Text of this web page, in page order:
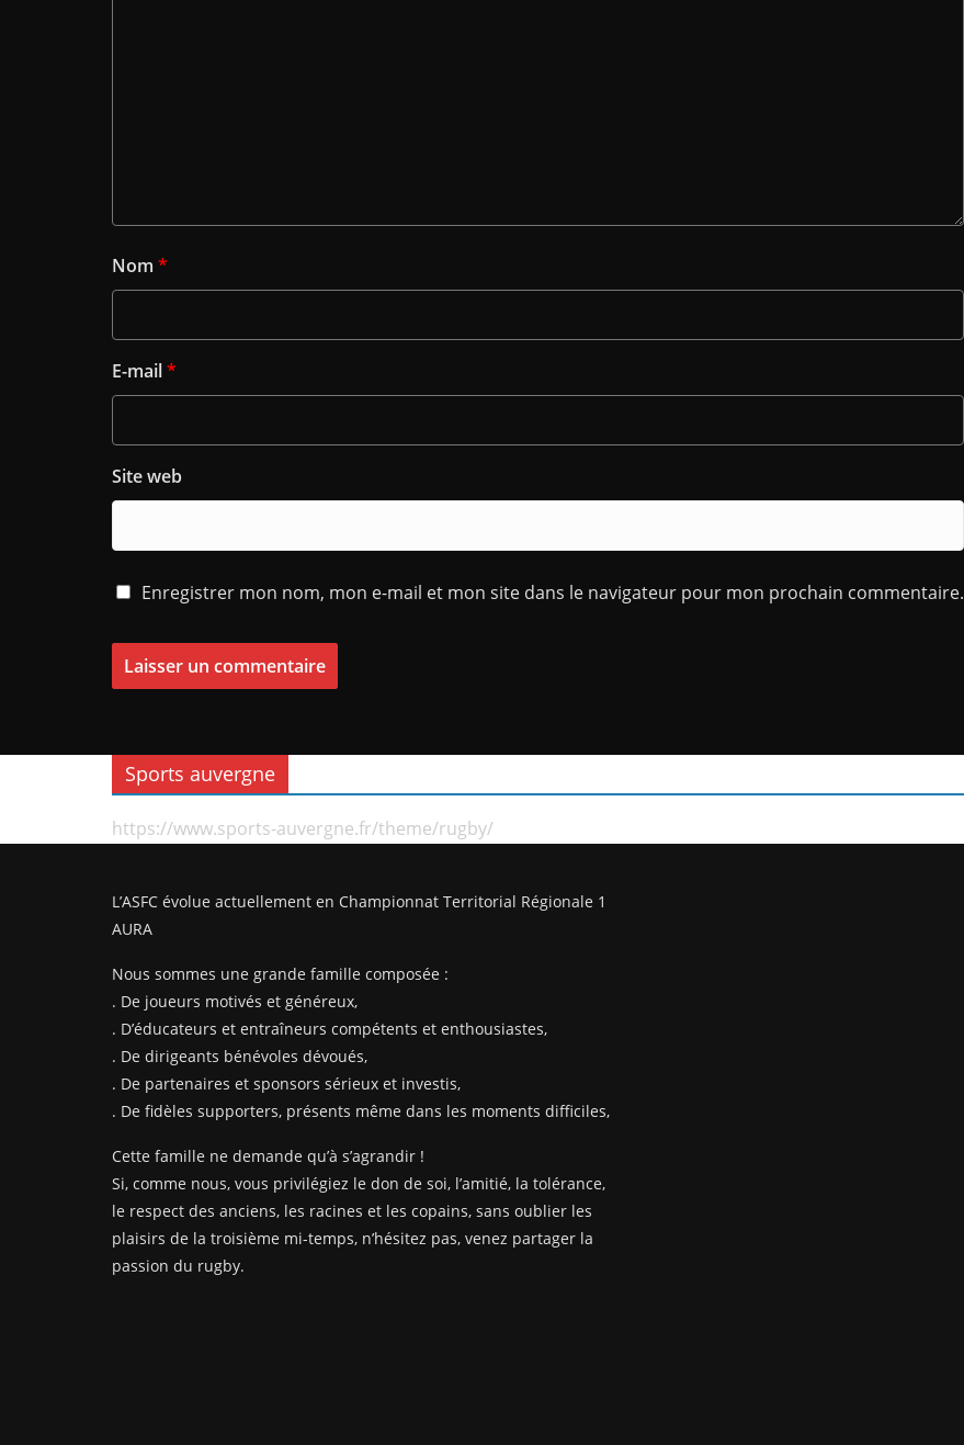
Nom *
E-mail*
Site web
Enregistrer mon nom, mon e-mail et mon site dans le navigateur pour mon prochain commentaire.
Sports auvergne
https://www.sports-auvergne.fr/theme/rugby/
L’ASFC évolue actuellement en Championnat Territorial Régionale 1
AURA
Nous sommes une grande famille composée :
. De joueurs motivés et généreux,
. D’éducateurs et entraîneurs compétents et enthousiastes,
. De dirigeants bénévoles dévoués,
. De partenaires et sponsors sérieux et investis,
. De fidèles supporters, présents même dans les moments difficiles,
Cette famille ne demande qu’à s’agrandir !
Si, comme nous, vous privilégiez le don de soi, l’amitié, la tolérance,
le respect des anciens, les racines et les copains, sans oublier les
plaisirs de la troisième mi-temps, n’hésitez pas, venez partager la
passion du rugby.